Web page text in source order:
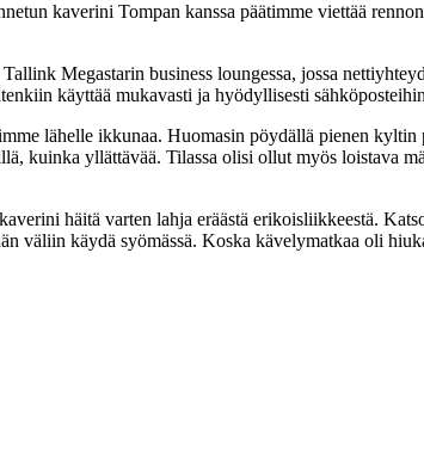
kaverini Tompan kanssa päätimme viettää
Megastarin business loungessa, jossa
käyttää mukavasti ja hyödyllisesti
lähelle ikkunaa. Huomasin pöydällä pienen
kuinka yllättävää. Tilassa olisi ollut myös loistava
häitä varten lahja eräästä erikoisliikkeestä.
väliin käydä syömässä. Koska kävelymatkaa oli